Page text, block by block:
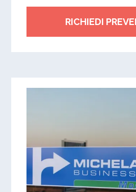
RICHIEDI